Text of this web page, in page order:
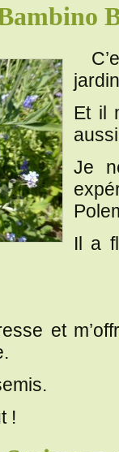
Et il
Je
Il a
et
!